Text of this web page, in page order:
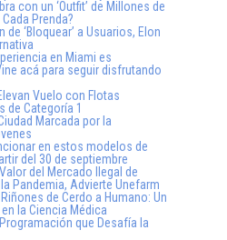
con un ‘Outfit’ de Millones de
Prenda?
‘Bloquear’ a Usuarios, Elon
en Miami es
acá para seguir disfrutando
Vuelo con Flotas
de Categoría 1
Marcada por la
en estos modelos de
del 30 de septiembre
del Mercado Ilegal de
Pandemia, Advierte Unefarm
de Cerdo a Humano: Un
la Ciencia Médica
Programación que Desafía la